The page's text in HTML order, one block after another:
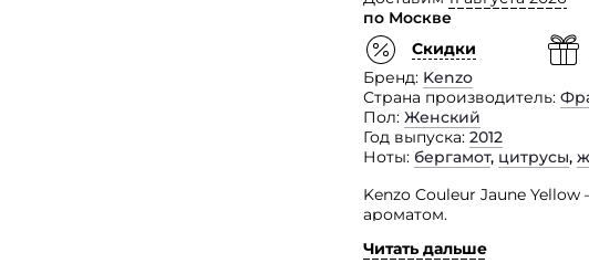
по Москве
Скидки
Бренд Kenzo
Страна производитель
Пол Женский
Год выпуска 2012
Ноты бергамот, цитрусы,
Kenzo Couleur Jaune
ароматом.
Легкие, цветочные духи
Читать дальше